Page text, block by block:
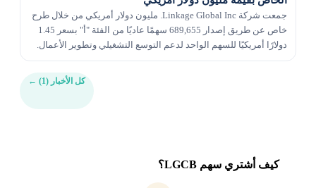
جمعت شركة Linkage Global Inc. مليون دولار أمريكي من خلال طرح
خاص عن طريق إصدار 689,655 سهمًا عاديًا من الفئة "أ" بسعر 1.45
دولارًا أمريكيًا للسهم الواحد لدعم التوسع التشغيلي وتطوير الأعمال.
كل الأخبار (1) ←
كيف أشتري سهم LGCB؟